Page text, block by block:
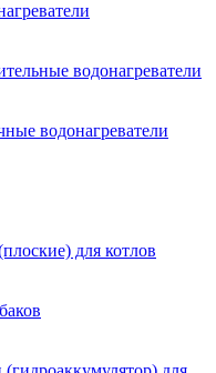
водонагреватели
водонагреватели
для котлов